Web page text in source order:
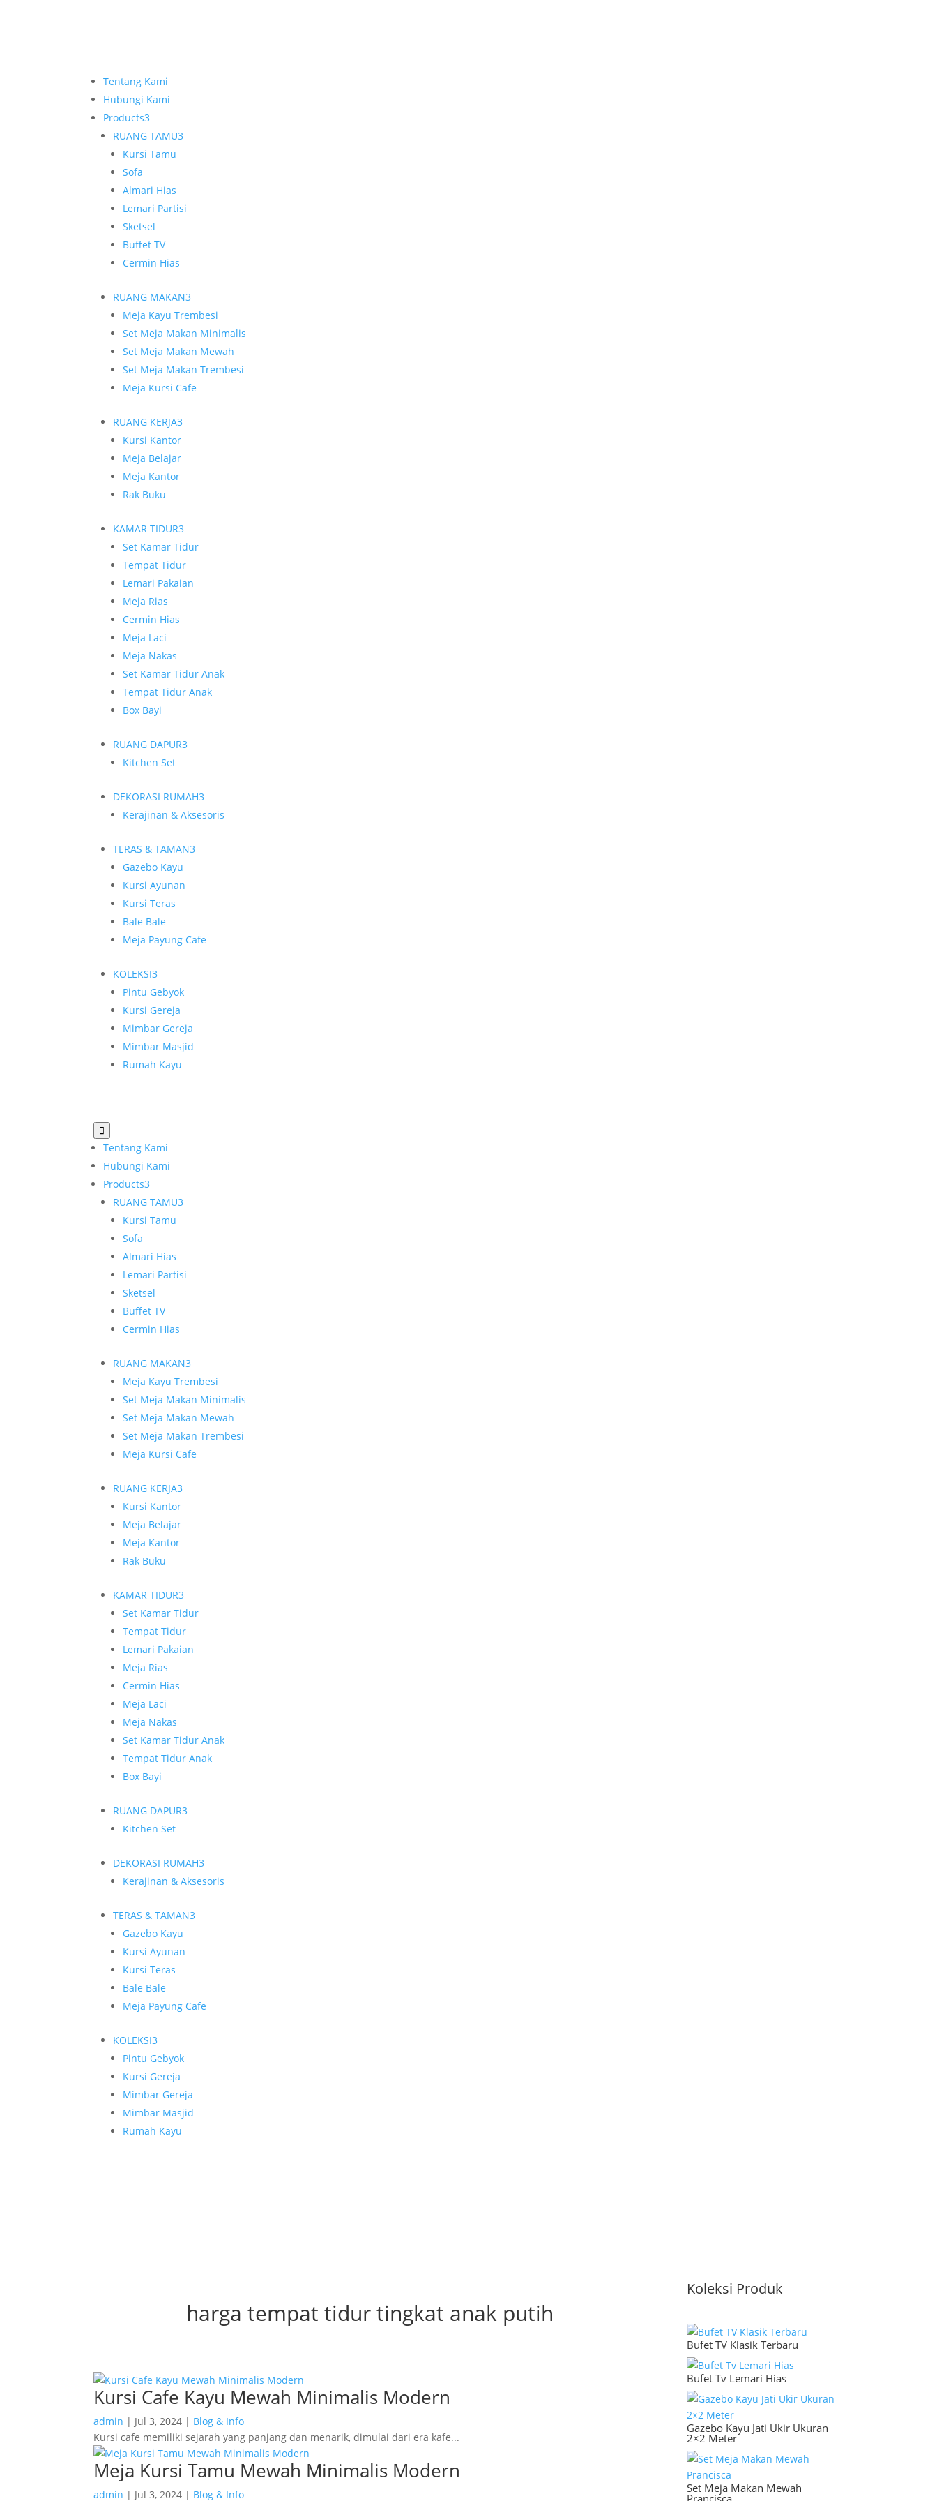
Tentang Kami
Hubungi Kami
Products3
RUANG TAMU3
Kursi Tamu
Sofa
Almari Hias
Lemari Partisi
Sketsel
Buffet TV
Cermin Hias
RUANG MAKAN3
Meja Kayu Trembesi
Set Meja Makan Minimalis
Set Meja Makan Mewah
Set Meja Makan Trembesi
Meja Kursi Cafe
RUANG KERJA3
Kursi Kantor
Meja Belajar
Meja Kantor
Rak Buku
KAMAR TIDUR3
Set Kamar Tidur
Tempat Tidur
Lemari Pakaian
Meja Rias
Cermin Hias
Meja Laci
Meja Nakas
Set Kamar Tidur Anak
Tempat Tidur Anak
Box Bayi
RUANG DAPUR3
Kitchen Set
DEKORASI RUMAH3
Kerajinan & Aksesoris
TERAS & TAMAN3
Gazebo Kayu
Kursi Ayunan
Kursi Teras
Bale Bale
Meja Payung Cafe
KOLEKSI3
Pintu Gebyok
Kursi Gereja
Mimbar Gereja
Mimbar Masjid
Rumah Kayu

Tentang Kami
Hubungi Kami
Products3
RUANG TAMU3
Kursi Tamu
Sofa
Almari Hias
Lemari Partisi
Sketsel
Buffet TV
Cermin Hias
RUANG MAKAN3
Meja Kayu Trembesi
Set Meja Makan Minimalis
Set Meja Makan Mewah
Set Meja Makan Trembesi
Meja Kursi Cafe
RUANG KERJA3
Kursi Kantor
Meja Belajar
Meja Kantor
Rak Buku
KAMAR TIDUR3
Set Kamar Tidur
Tempat Tidur
Lemari Pakaian
Meja Rias
Cermin Hias
Meja Laci
Meja Nakas
Set Kamar Tidur Anak
Tempat Tidur Anak
Box Bayi
RUANG DAPUR3
Kitchen Set
DEKORASI RUMAH3
Kerajinan & Aksesoris
TERAS & TAMAN3
Gazebo Kayu
Kursi Ayunan
Kursi Teras
Bale Bale
Meja Payung Cafe
KOLEKSI3
Pintu Gebyok
Kursi Gereja
Mimbar Gereja
Mimbar Masjid
Rumah Kayu
harga tempat tidur tingkat anak putih
Kursi Cafe Kayu Mewah Minimalis Modern
admin | Jul 3, 2024 | Blog & Info
Kursi cafe memiliki sejarah yang panjang dan menarik, dimulai dari era kafe...
Meja Kursi Tamu Mewah Minimalis Modern
admin | Jul 3, 2024 | Blog & Info
Koleksi Produk
Bufet TV Klasik Terbaru
Bufet Tv Lemari Hias
Gazebo Kayu Jati Ukir Ukuran
2×2 Meter
Set Meja Makan Mewah
Prancisca